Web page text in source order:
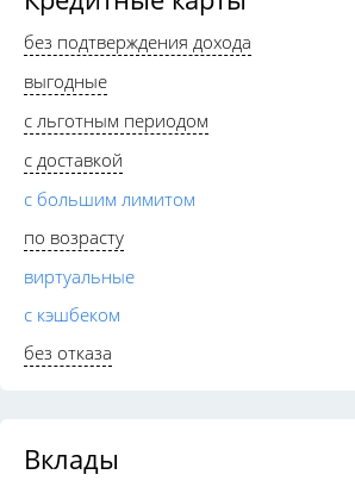
без подтверждения дохода
выгодные
с льготным периодом
с доставкой
с большим лимитом
по возрасту
виртуальные
с кэшбеком
без отказа
Вклады